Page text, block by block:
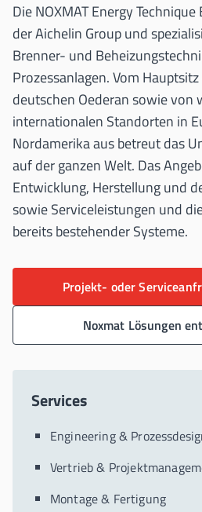
Die NOXMAT Energy
der Aichelin Group und
Brenner- und
Prozessanlagen. Vom
deutschen Oederan sowie von
internationalen Standorten in
Nordamerika aus betreut das
auf der ganzen Welt. Das
Entwicklung, Herstellung und
sowie Serviceleistungen und
bereits bestehender Systeme.
Projekt- oder
Noxmat Lösungen
Services
Engineering &
Vertrieb &
Montage & Fertigung